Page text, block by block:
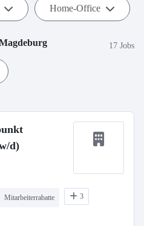
Home-Office
17 Jobs
d)
Mitarbeiterrabatte 3